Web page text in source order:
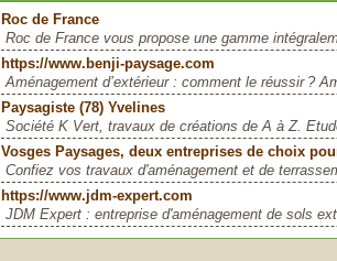
Roc de France
Roc de France vous propose une gamme
https://www.benji-paysage.com
Aménagement d’extérieur : comment le réussir ?
Paysagiste (78) Yvelines
Société K Vert, travaux de créations de A à Z.
Vosges Paysages, deux entreprises de choix
Confiez vos travaux d'aménagement et de
https://www.jdm-expert.com
JDM Expert : entreprise d'aménagement de sols